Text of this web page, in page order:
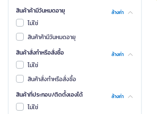
สินค้าค้ามีวันหมดอายุ
ล้างค่า
ไม่ใช่
สินค้าค้ามีวันหมดอายุ
สินค้าสั่งทำหรือสั่งซื้อ
ล้างค่า
ไม่ใช่
สินค้าสั่งทำหรือสั่งซื้อ
สินค้าที่ประกอบ/ติดตั้งเองได้
ล้างค่า
ไม่ใช่